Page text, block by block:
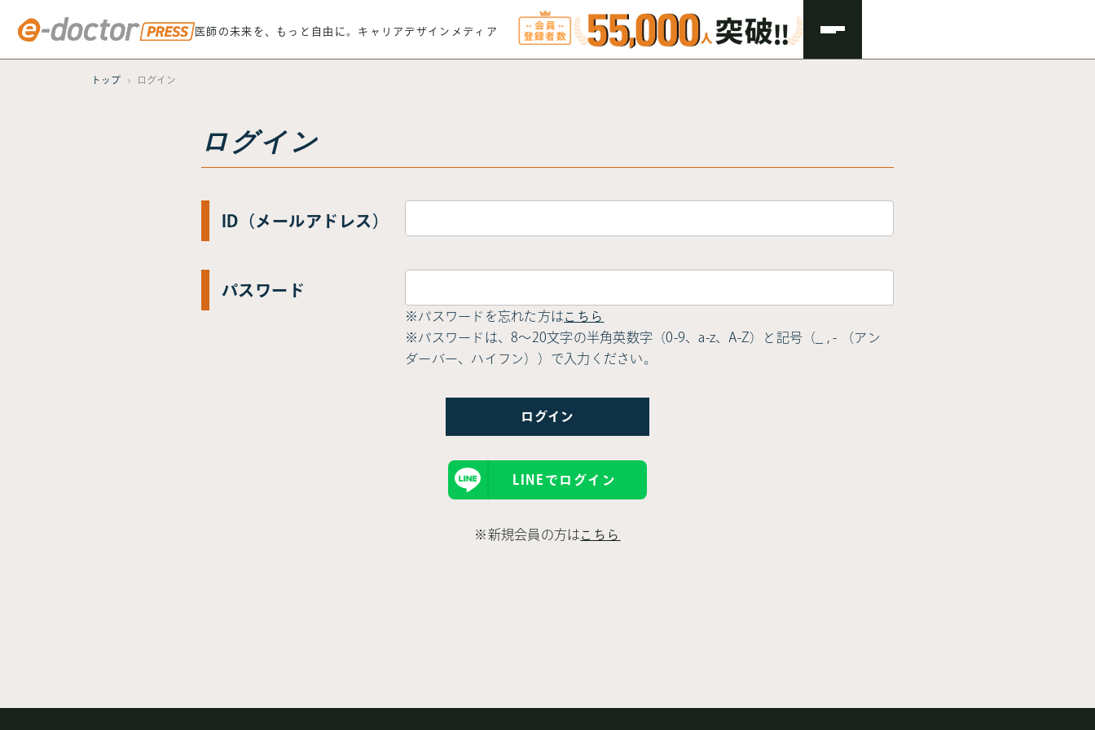
医師の未来を、もっと自由に。 キャリアデザインメディア
トップ ログイン
ログイン
ID（メールアドレス）
パスワード
※パスワードを忘れた方は こちら
※パスワードは、8〜20文字の半角英数字（0-9、a-z、A-Z）と記号（_ , - （アン
ダーバー、ハイフン））で入力ください。
LINEでログイン
※新規会員の方は こちら